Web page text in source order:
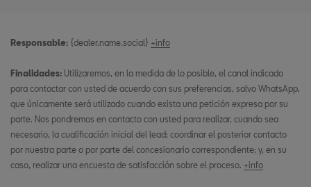
Responsable: {dealer.name.social} +info
Finalidades: Utilizaremos, en la medida de lo posible, el canal indicado
para contactar con usted de acuerdo con sus preferencias, salvo WhatsApp,
que únicamente será utilizado cuando exista una petición expresa por su
parte. Nos pondremos en contacto con usted para realizar, cuando sea
necesario, la cualificación inicial del lead; coordinar el posterior contacto
por nuestra parte o por parte del concesionario correspondiente; y, en su
caso, realizar una encuesta de satisfacción sobre el proceso. +info